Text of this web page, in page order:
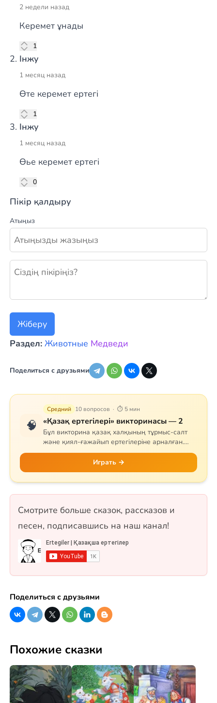
2 недели назад
Керемет ұнады
1
лүпіл
Інжу
1 месяц назад
Өте керемет ертегі
1
лүпіл
Інжу
1 месяц назад
Өье керемет ертегі
0
лүпіл
Пікір қалдыру
Атыңыз
Жаңа пікір қалдыру
Жіберу
Раздел: Животные Медведи
Поделиться с друзьями
🧠
Средний 10 вопросов · ⏱ 5 мин
«Қазақ ертегілері» викторинасы — 2
Бұл викторина қазақ халқының тұрмыс-салт
және қиял-ғажайып ертегілеріне арналған.
Сұрақтар тапқыр Тазша Бала, дана Аяз би,
шешен Жиренше, «Алтын сақа», «Күн
астындағы Күнікей қыз» және «Ақ ниет пен
Қара ниет» ертегілерін қамтиды. 10 сұрақ, бір
Играть →
Смотрите больше сказок, рассказов и
песен, подписавшись на наш канал!
Поделиться с друзьями
Похожие сказки